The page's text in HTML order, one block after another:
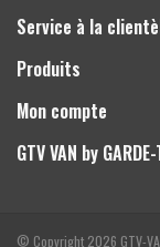
Service à la
Produits
Mon compte
GTV VAN by
© Copyright 2026 GTV-